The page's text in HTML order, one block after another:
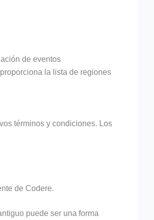
de eventos
la lista de regiones
términos y condiciones. Los
de Codere.
puede ser una forma